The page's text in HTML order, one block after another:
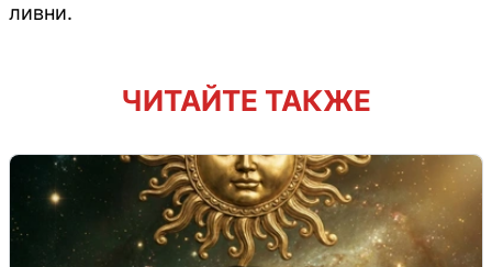
ливни.
ЧИТАЙТЕ ТАКЖЕ